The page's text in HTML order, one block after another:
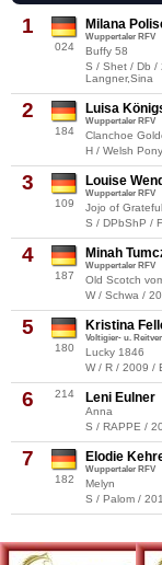
1
024
Milana
Wuppertaler RFV
Buffy 58
S / Shet / Db /
Langner,Sina
2
184
Luisa
Wuppertaler RFV
Clanchoe
H / Welsh
3
109
Louise
Wuppertaler RFV
Jojo of Grateful
S / DPbShP /
4
187
Minah
Wuppertaler RFV
Old Scotch
W / Schwa /
5
180
Kristina
Voltigier- u.
Lucky 1846
W / R / 2009 /
6 214 Leni Eulner
Anna
S / RAPPE /
7
182
Elodie
Wuppertaler RFV
Melyn
S / Palom /